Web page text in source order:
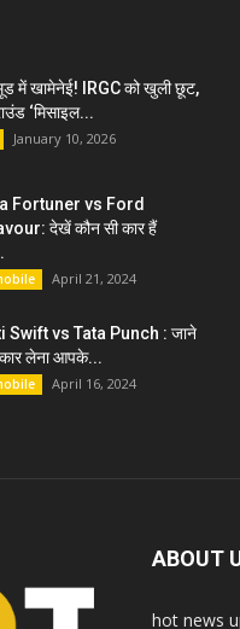
में खामेनेई! IRGC को खुली छूट,
‘मिसाइल...
January 10, 2026
Fortuner vs Ford
देखें कौन सी कार हैं
April 21, 2024
Swift vs Tata Punch : जाने
लेना आपके...
April 16, 2024
ABOUT
hot news